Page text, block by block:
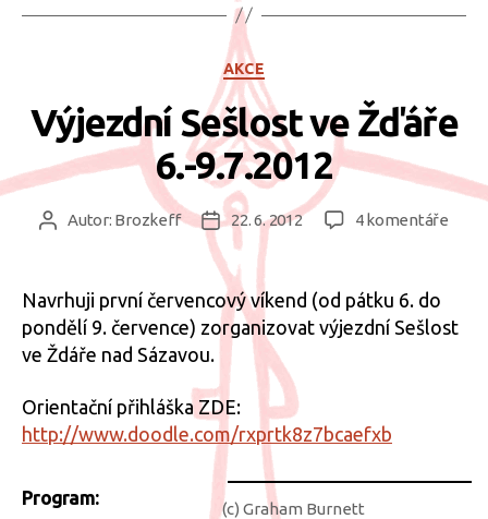
Rubriky
AKCE
Výjezdní Sešlost ve Žďáře
6.-9.7.2012
AutorAutor: Brozkeff
Datum
příspěvku
22. 6. 2012 4 komentářeu
Navrhuji první červencový víkend (od pátku 6. do
pondělí 9. července) zorganizovat výjezdní Sešlost
ve Ždáře nad Sázavou.
Orientační přihláška ZDE:
http://www.doodle.com/rxprtk8z7bcaefxb
(c) Graham Burnett
Program: